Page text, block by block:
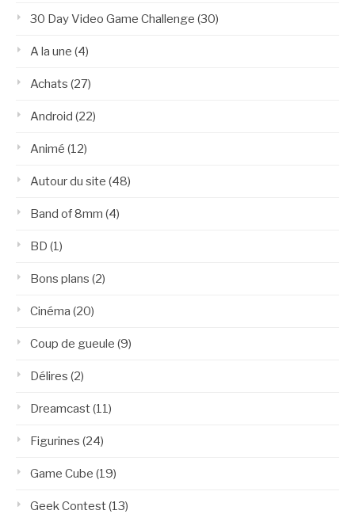
30 Day Video Game Challenge (30)
A la une (4)
Achats (27)
Android (22)
Animé (12)
Autour du site (48)
Band of 8mm (4)
BD (1)
Bons plans (2)
Cinéma (20)
Coup de gueule (9)
Délires (2)
Dreamcast(11)
Figurines (24)
Game Cube (19)
Geek Contest(13)